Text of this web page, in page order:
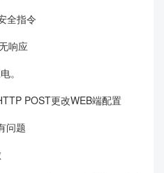
全指令
响应
。
POST更改WEB端配置
问题